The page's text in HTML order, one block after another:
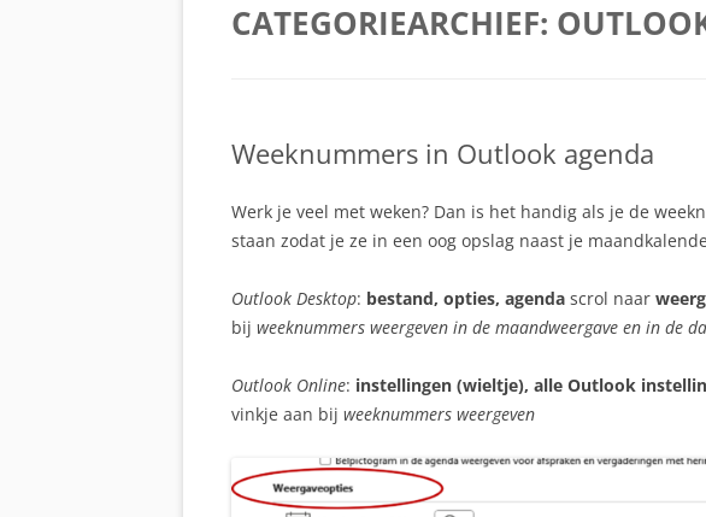
CATEGORIEARCHIEF:
Weeknummers in Outlook agenda
Werk je veel met weken? Dan is het handig als je de
staan zodat je ze in een oog opslag naast je
Outlook Desktop: bestand, opties, agenda scrol naar
bij weeknummers weergeven in de maandweergave en in de
Outlook Online: instellingen (wieltje), alle Outlook
vinkje aan bij weeknummers weergeven